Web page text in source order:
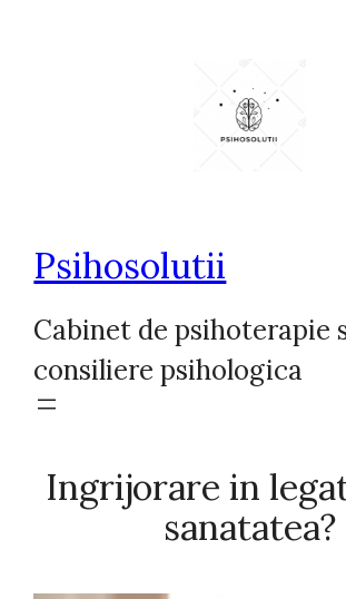
Psihosolutii
Cabinet de psihoterapie
consiliere psihologica
Ingrijorare in
sanatatea?